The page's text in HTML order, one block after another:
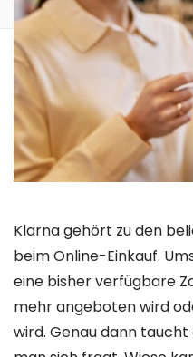
Klarna gehört zu den
beim Online-Einkauf.
eine bisher verfügbare
mehr angeboten wird
wird. Genau dann